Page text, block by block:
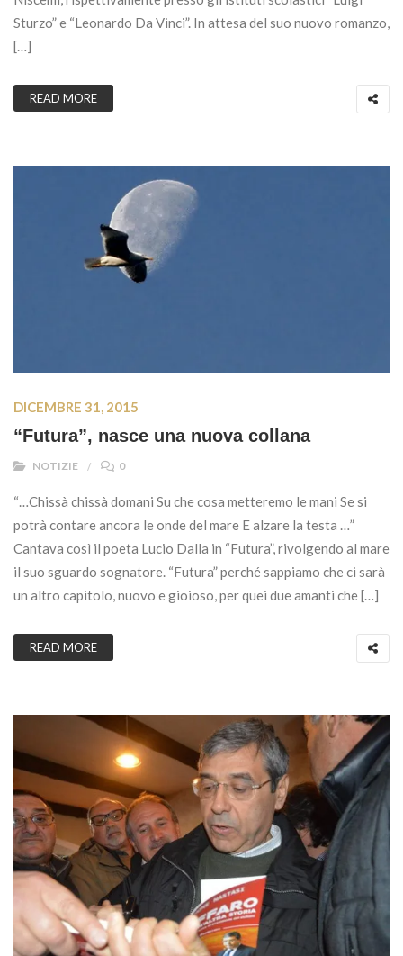
Sturzo” e “Leonardo Da Vinci”. In attesa del suo nuovo romanzo,
[…]
READ MORE
DICEMBRE 31, 2015
“Futura”, nasce una nuova collana
NOTIZIE 0
“…Chissà chissà domani Su che cosa metteremo le mani Se si
potrà contare ancora le onde del mare E alzare la testa …”
Cantava così il poeta Lucio Dalla in “Futura”, rivolgendo al mare
il suo sguardo sognatore. “Futura” perché sappiamo che ci sarà
un altro capitolo, nuovo e gioioso, per quei due amanti che […]
READ MORE